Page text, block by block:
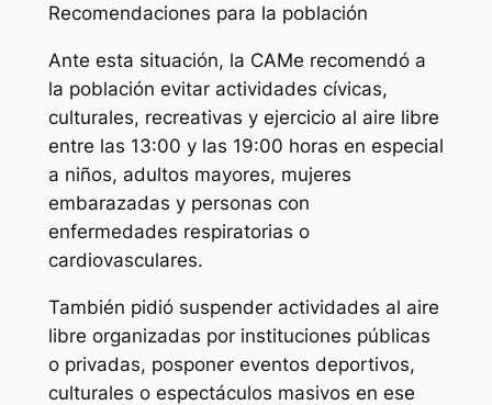
Recomendaciones para la población
Ante esta situación, la CAMe recomendó a
la población evitar actividades cívicas,
culturales, recreativas y ejercicio al aire libre
entre las 13:00 y las 19:00 horas en especial
a niños, adultos mayores, mujeres
embarazadas y personas con
enfermedades respiratorias o
cardiovasculares.
También pidió suspender actividades al aire
libre organizadas por instituciones públicas
o privadas, posponer eventos deportivos,
culturales o espectáculos masivos en ese